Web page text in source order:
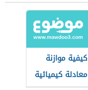
كيفية موازنة
معادلة كيميائية